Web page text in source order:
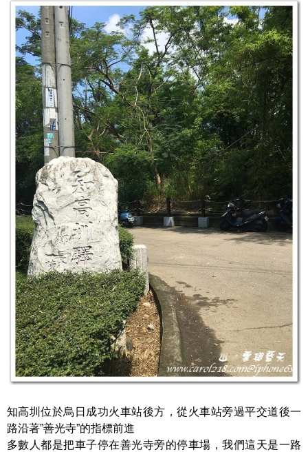
知高圳位於烏日成功火車站後方，從火車站旁過平交道後一
路沿著”善光寺”的指標前進
多數人都是把車子停在善光寺旁的停車場，我們這天是一路